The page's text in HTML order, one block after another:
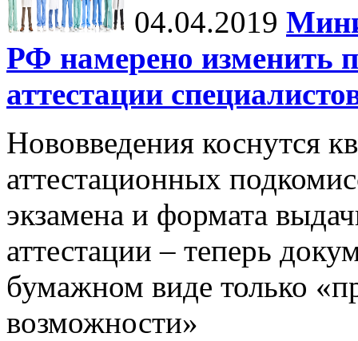
04.04.2019
РФ намерено изменить
аттестации
Нововведения коснутся
аттестационных
экзамена и формата
аттестации – теперь
бумажном виде только
возможности»